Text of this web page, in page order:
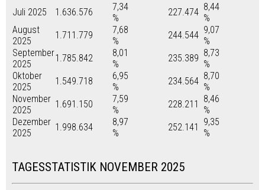
Juli 2025
1.636.576
7,34
%
227.474 8,44
%
August
2025
1.711.779
7,68
%
244.544 9,07
%
September
2025
1.785.842
8,01
%
235.389 8,73
%
Oktober
2025
1.549.718
6,95
%
234.564 8,70
%
November
2025
1.691.150
7,59
%
228.211
8,46
%
Dezember
2025
1.998.634
8,97
%
252.141
9,35
%
TAGESSTATISTIK NOVEMBER 2025